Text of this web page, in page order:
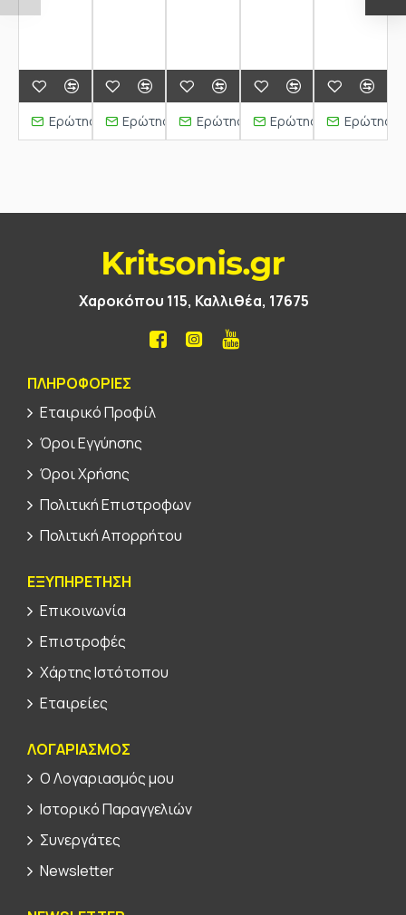
Ερώτηση Ερώτηση Ερώτηση Ερώτηση Ερώτηση
Χαροκόπου 115, Καλλιθέα, 17675
ΠΛΗΡΟΦΟΡΊΕΣ
Εταιρικό Προφίλ
Όροι Εγγύησης
Όροι Χρήσης
Πολιτική Επιστροφων
Πολιτική Απορρήτου
ΕΞΥΠΗΡΕΤΗΣΗ
Επικοινωνία
Επιστροφές
Χάρτης Ιστότοπου
Εταιρείες
ΛΟΓΑΡΙΑΣΜΟΣ
Ο Λογαριασμός μου
Ιστορικό Παραγγελιών
Συνεργάτες
Newsletter